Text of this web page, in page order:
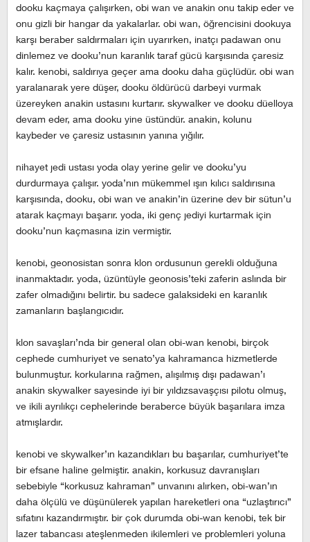
dooku kaçmaya çalışırken, obi wan ve anakin onu takip eder ve
onu gizli bir hangar da yakalarlar. obi wan, öğrencisini dookuya
karşı beraber saldırmaları için uyarırken, inatçı padawan onu
dinlemez ve dooku’nun karanlık taraf gücü karşısında çaresiz
kalır. kenobi, saldırıya geçer ama dooku daha güçlüdür. obi wan
yaralanarak yere düşer, dooku öldürücü darbeyi vurmak
üzereyken anakin ustasını kurtarır. skywalker ve dooku düelloya
devam eder, ama dooku yine üstündür. anakin, kolunu
kaybeder ve çaresiz ustasının yanına yığılır.
nihayet jedi ustası yoda olay yerine gelir ve dooku’yu
durdurmaya çalışır. yoda’nın mükemmel ışın kılıcı saldırısına
karşısında, dooku, obi wan ve anakin’in üzerine dev bir sütun’u
atarak kaçmayı başarır. yoda, iki genç jediyi kurtarmak için
dooku’nun kaçmasına izin vermiştir.
kenobi, geonosistan sonra klon ordusunun gerekli olduğuna
inanmaktadır. yoda, üzüntüyle geonosis’teki zaferin aslında bir
zafer olmadığını belirtir. bu sadece galaksideki en karanlık
zamanların başlangıcıdır.
klon savaşları’nda bir general olan obi-wan kenobi, birçok
cephede cumhuriyet ve senato’ya kahramanca hizmetlerde
bulunmuştur. korkularına rağmen, alışılmış dışı padawan’ı
anakin skywalker sayesinde iyi bir yıldızsavaşçısı pilotu olmuş,
ve ikili ayrılıkçı cephelerinde beraberce büyük başarılara imza
atmışlardır.
kenobi ve skywalker’ın kazandıkları bu başarılar, cumhuriyet’te
bir efsane haline gelmiştir. anakin, korkusuz davranışları
sebebiyle “korkusuz kahraman” unvanını alırken, obi-wan’ın
daha ölçülü ve düşünülerek yapılan hareketleri ona “uzlaştırıcı”
sıfatını kazandırmıştır. bir çok durumda obi-wan kenobi, tek bir
lazer tabancası ateşlenmeden ikilemleri ve problemleri yoluna